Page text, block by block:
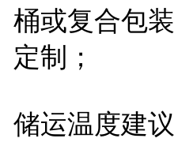
桶或复合包
定制；
储运温度建